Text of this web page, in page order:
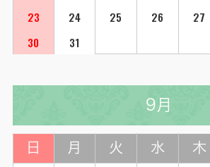
23
24 25 26 27
30
31
9月
日 月 火 水 木